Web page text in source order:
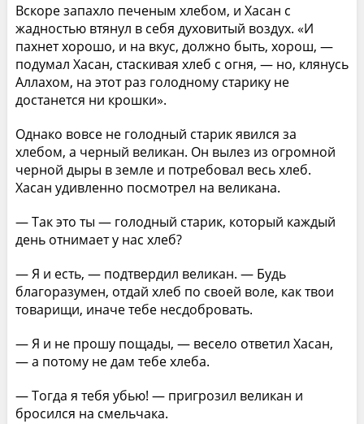
Вскоре запахло печеным хлебом, и Хасан с
жадностью втянул в себя духовитый воздух. «И
пахнет хорошо, и на вкус, должно быть, хорош, —
подумал Хасан, стаскивая хлеб с огня, — но, клянусь
Аллахом, на этот раз голодному старику не
достанется ни крошки».
Однако вовсе не голодный старик явился за
хлебом, а черный великан. Он вылез из огромной
черной дыры в земле и потребовал весь хлеб.
Хасан удивленно посмотрел на великана.
— Так это ты — голодный старик, который каждый
день отнимает у нас хлеб?
— Я и есть, — подтвердил великан. — Будь
благоразумен, отдай хлеб по своей воле, как твои
товарищи, иначе тебе несдобровать.
— Я и не прошу пощады, — весело ответил Хасан,
— а потому не дам тебе хлеба.
— Тогда я тебя убью! — пригрозил великан и
бросился на смельчака.